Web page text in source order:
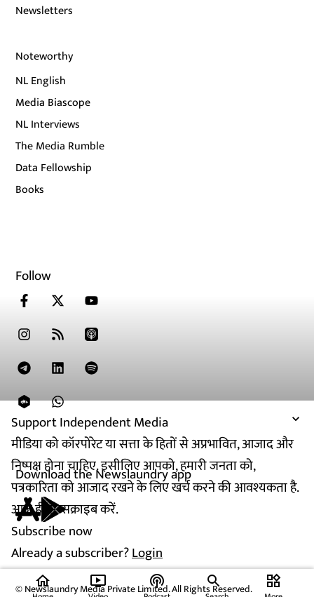
Support Independent Media
मीडिया को कॉरपोरेट या सत्ता के हितों से अप्रभावित, आजाद और
निष्पक्ष होना चाहिए. इसीलिए आपको, हमारी जनता को,
पत्रकारिता को आजाद रखने के लिए खर्च करने की आवश्यकता है.
आज ही सब्सक्राइब करें.
Subscribe now
Already a subscriber?Login
Newsletters
Noteworthy
NL English
Media Biascope
NL Interviews
The Media Rumble
Data Fellowship
Books
Follow
Download the Newslaundry app
© Newslaundry Media Private Limited. All Rights Reserved.
home ondemand_video podcasts widgets